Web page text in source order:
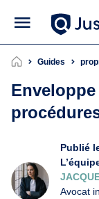
Guides
Publié
Avocat